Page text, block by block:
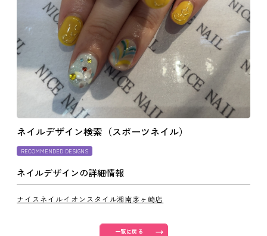
コンセプト
よくあるご質問
ご利用の流れ
取り扱いカラー
ネイル用語
消費者志向自主宣言
ネイルデザイン検索（スポーツネイル）
RECOMMENDED DESIGNS
ネイルデザインの詳細情報
ナイスネイルイオンスタイル湘南茅ヶ崎店
一覧に戻る